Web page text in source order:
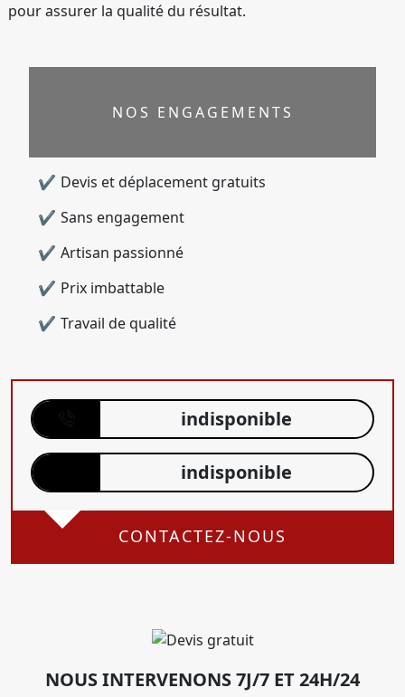
pour assurer la qualité du résultat.
NOS ENGAGEMENTS
Devis et déplacement gratuits
Sans engagement
Artisan passionné
Prix imbattable
Travail de qualité
indisponible
indisponible
CONTACTEZ-NOUS
NOUS INTERVENONS 7J/7 ET 24H/24